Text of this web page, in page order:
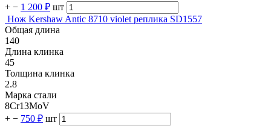
+ − 1 200 ₽ шт
Нож Kershaw Antic 8710 violet реплика SD1557
Общая длина
140
Длина клинка
45
Толщина клинка
2.8
Марка стали
8Cr13MoV
+ − 750 ₽ шт